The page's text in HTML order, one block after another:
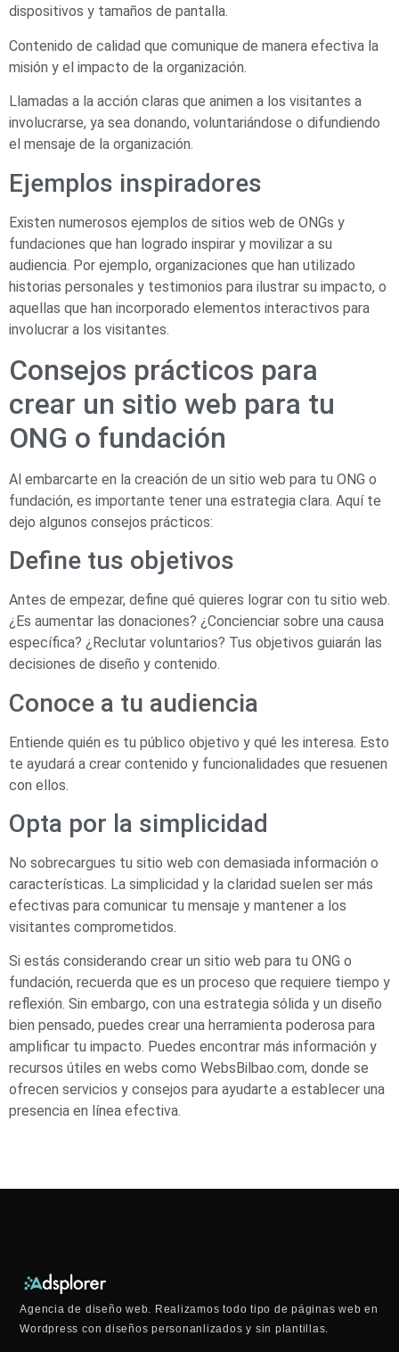
dispositivos y tamaños de pantalla.
Contenido de calidad que comunique de manera efectiva la
misión y el impacto de la organización.
Llamadas a la acción claras que animen a los visitantes a
involucrarse, ya sea donando, voluntariándose o difundiendo
el mensaje de la organización.
Ejemplos inspiradores
Existen numerosos ejemplos de sitios web de ONGs y
fundaciones que han logrado inspirar y movilizar a su
audiencia. Por ejemplo, organizaciones que han utilizado
historias personales y testimonios para ilustrar su impacto, o
aquellas que han incorporado elementos interactivos para
involucrar a los visitantes.
Consejos prácticos para
crear un sitio web para tu
ONG o fundación
Al embarcarte en la creación de un sitio web para tu ONG o
fundación, es importante tener una estrategia clara. Aquí te
dejo algunos consejos prácticos:
Define tus objetivos
Antes de empezar, define qué quieres lograr con tu sitio web.
¿Es aumentar las donaciones? ¿Concienciar sobre una causa
específica? ¿Reclutar voluntarios? Tus objetivos guiarán las
decisiones de diseño y contenido.
Conoce a tu audiencia
Entiende quién es tu público objetivo y qué les interesa. Esto
te ayudará a crear contenido y funcionalidades que resuenen
con ellos.
Opta por la simplicidad
No sobrecargues tu sitio web con demasiada información o
características. La simplicidad y la claridad suelen ser más
efectivas para comunicar tu mensaje y mantener a los
visitantes comprometidos.
Si estás considerando crear un sitio web para tu ONG o
fundación, recuerda que es un proceso que requiere tiempo y
reflexión. Sin embargo, con una estrategia sólida y un diseño
bien pensado, puedes crear una herramienta poderosa para
amplificar tu impacto. Puedes encontrar más información y
recursos útiles en webs como WebsBilbao.com, donde se
ofrecen servicios y consejos para ayudarte a establecer una
presencia en línea efectiva.
Agencia de diseño web. Realizamos todo tipo de páginas web en
Wordpress con diseños personanlizados y sin plantillas.